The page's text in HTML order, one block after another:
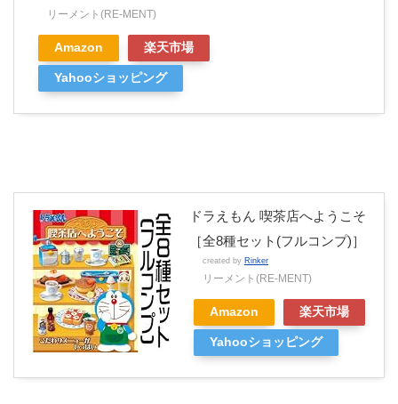
リーメント(RE-MENT)
Amazon 楽天市場
Yahooショッピング
ドラえもん 喫茶店へようこそ
［全8種セット(フルコンプ)］
created by Rinker
リーメント(RE-MENT)
Amazon 楽天市場
Yahooショッピング